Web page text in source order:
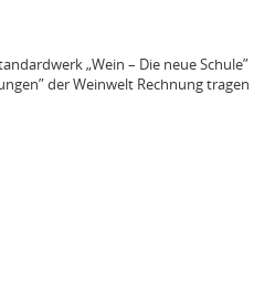
„Wein – Die neue Schule”
der Weinwelt Rechnung tragen